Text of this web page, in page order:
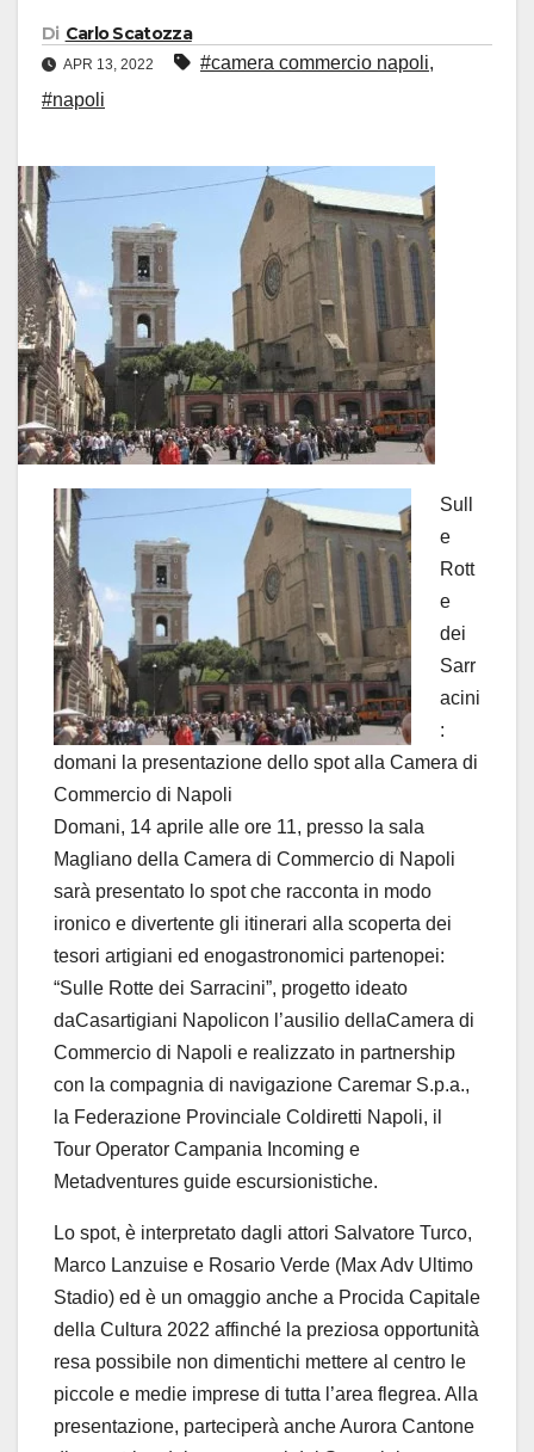
Di Carlo Scatozza
APR 13, 2022 #camera commercio napoli,
#napoli
Sull
e
Rott
e
dei
Sarr
acini
:
domani la presentazione dello spot alla Camera di
Commercio di Napoli
Domani, 14 aprile alle ore 11, presso la sala
Magliano della Camera di Commercio di Napoli
sarà presentato lo spot che racconta in modo
ironico e divertente gli itinerari alla scoperta dei
tesori artigiani ed enogastronomici partenopei:
“Sulle Rotte dei Sarracini”, progetto ideato
daCasartigiani Napolicon l’ausilio dellaCamera di
Commercio di Napoli e realizzato in partnership
con la compagnia di navigazione Caremar S.p.a.,
la Federazione Provinciale Coldiretti Napoli, il
Tour Operator Campania Incoming e
Metadventures guide escursionistiche.
Lo spot, è interpretato dagli attori Salvatore Turco,
Marco Lanzuise e Rosario Verde (Max Adv Ultimo
Stadio) ed è un omaggio anche a Procida Capitale
della Cultura 2022 affinché la preziosa opportunità
resa possibile non dimentichi mettere al centro le
piccole e medie imprese di tutta l’area flegrea. Alla
presentazione, parteciperà anche Aurora Cantone